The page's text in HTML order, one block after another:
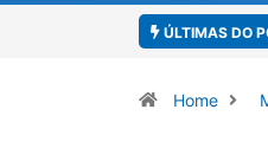
ÚLTIMAS DO
o Prêmio de Redação e
Home